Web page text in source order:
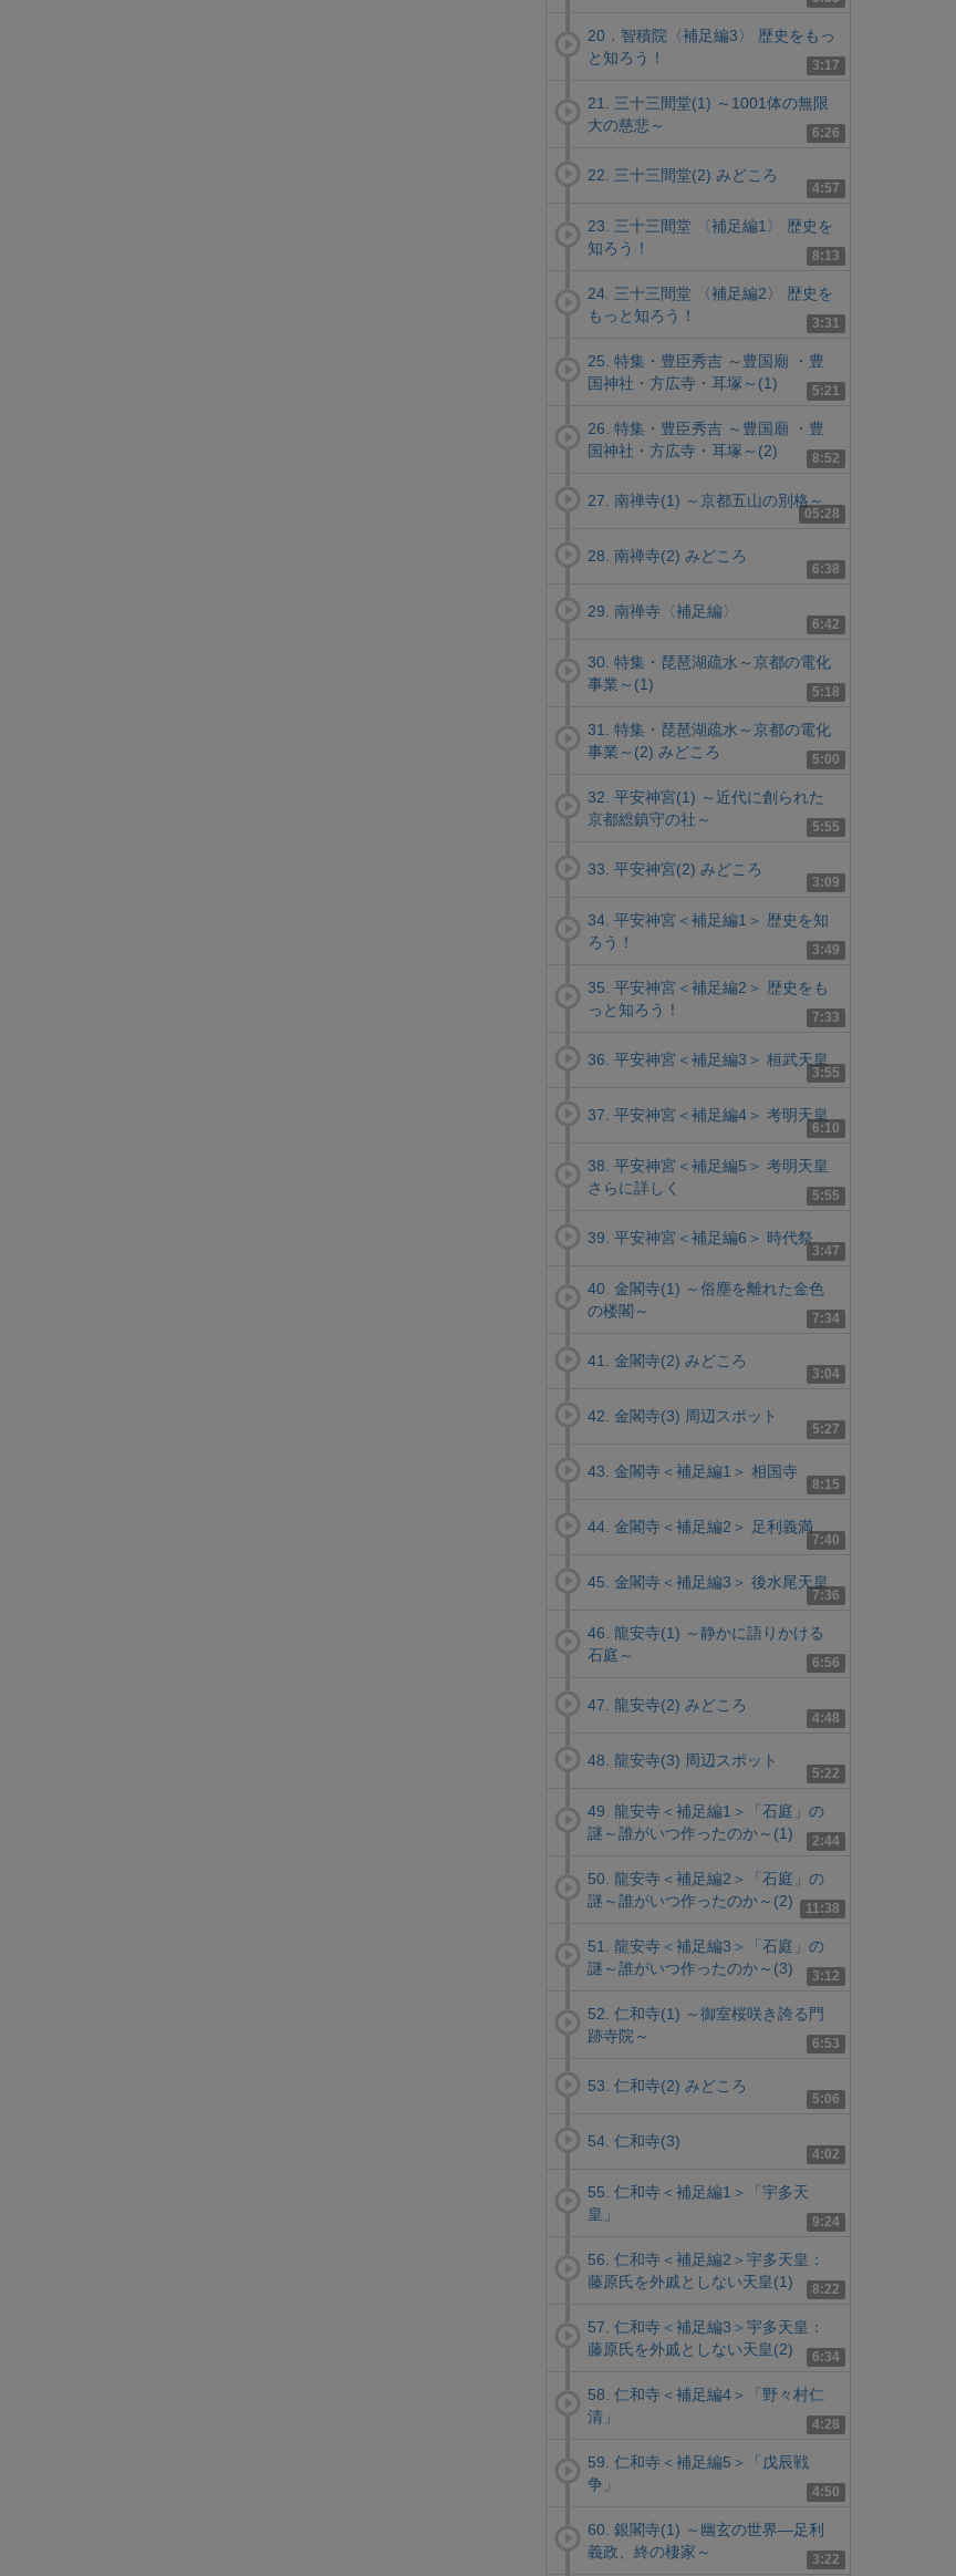
3:17
20．智積院〈補足編3〉 歴史をもっ
と知ろう！
6:26
21. 三十三間堂(1) ～1001体の無限
大の慈悲～
4:57
22. 三十三間堂(2) みどころ
8:13
23. 三十三間堂 〈補足編1〉 歴史を
知ろう！
3:31
24. 三十三間堂 〈補足編2〉 歴史を
もっと知ろう！
5:21
25. 特集・豊臣秀吉 ～豊国廟 ・豊
国神社・方広寺・耳塚～(1)
8:52
26. 特集・豊臣秀吉 ～豊国廟 ・豊
国神社・方広寺・耳塚～(2)
05:28
27. 南禅寺(1) ～京都五山の別格～
6:38
28. 南禅寺(2) みどころ
6:42
29. 南禅寺〈補足編〉
5:18
30. 特集・琵琶湖疏水～京都の電化
事業～(1)
5:00
31. 特集・琵琶湖疏水～京都の電化
事業～(2) みどころ
5:55
32. 平安神宮(1) ～近代に創られた
京都総鎮守の社～
3:09
33. 平安神宮(2) みどころ
3:49
34. 平安神宮＜補足編1＞ 歴史を知
ろう！
7:33
35. 平安神宮＜補足編2＞ 歴史をも
っと知ろう！
3:55
36. 平安神宮＜補足編3＞ 桓武天皇
6:10
37. 平安神宮＜補足編4＞ 考明天皇
5:55
38. 平安神宮＜補足編5＞ 考明天皇
さらに詳しく
3:47
39. 平安神宮＜補足編6＞ 時代祭
7:34
40. 金閣寺(1) ～俗塵を離れた金色
の楼閣～
3:04
41. 金閣寺(2) みどころ
5:27
42. 金閣寺(3) 周辺スポット
8:15
43. 金閣寺＜補足編1＞ 相国寺
7:40
44. 金閣寺＜補足編2＞ 足利義満
7:36
45. 金閣寺＜補足編3＞ 後水尾天皇
6:56
46. 龍安寺(1) ～静かに語りかける
石庭～
4:48
47. 龍安寺(2) みどころ
5:22
48. 龍安寺(3) 周辺スポット
2:44
49. 龍安寺＜補足編1＞「石庭」の
謎～誰がいつ作ったのか～(1)
11:38
50. 龍安寺＜補足編2＞「石庭」の
謎～誰がいつ作ったのか～(2)
3:12
51. 龍安寺＜補足編3＞「石庭」の
謎～誰がいつ作ったのか～(3)
6:53
52. 仁和寺(1) ～御室桜咲き誇る門
跡寺院～
5:06
53. 仁和寺(2) みどころ
4:02
54. 仁和寺(3)
9:24
55. 仁和寺＜補足編1＞「宇多天
皇」
8:22
56. 仁和寺＜補足編2＞宇多天皇：
藤原氏を外戚としない天皇(1)
6:34
57. 仁和寺＜補足編3＞宇多天皇：
藤原氏を外戚としない天皇(2)
4:28
58. 仁和寺＜補足編4＞「野々村仁
清」
4:50
59. 仁和寺＜補足編5＞「戊辰戦
争」
3:22
60. 銀閣寺(1) ～幽玄の世界―足利
義政、終の棲家～